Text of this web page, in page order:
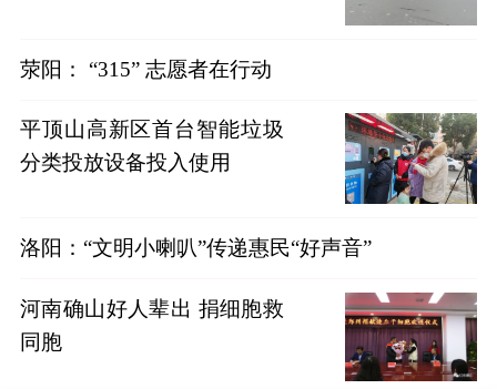
荥阳： “315” 志愿者在行动
平顶山高新区首台智能垃圾
分类投放设备投入使用
洛阳：“文明小喇叭”传递惠民“好声音”
河南确山好人辈出 捐细胞救
同胞